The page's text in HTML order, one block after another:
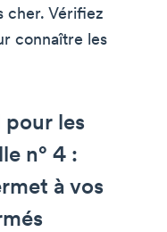
cher. Vérifiez
connaître les
pour les
n° 4 :
à vos